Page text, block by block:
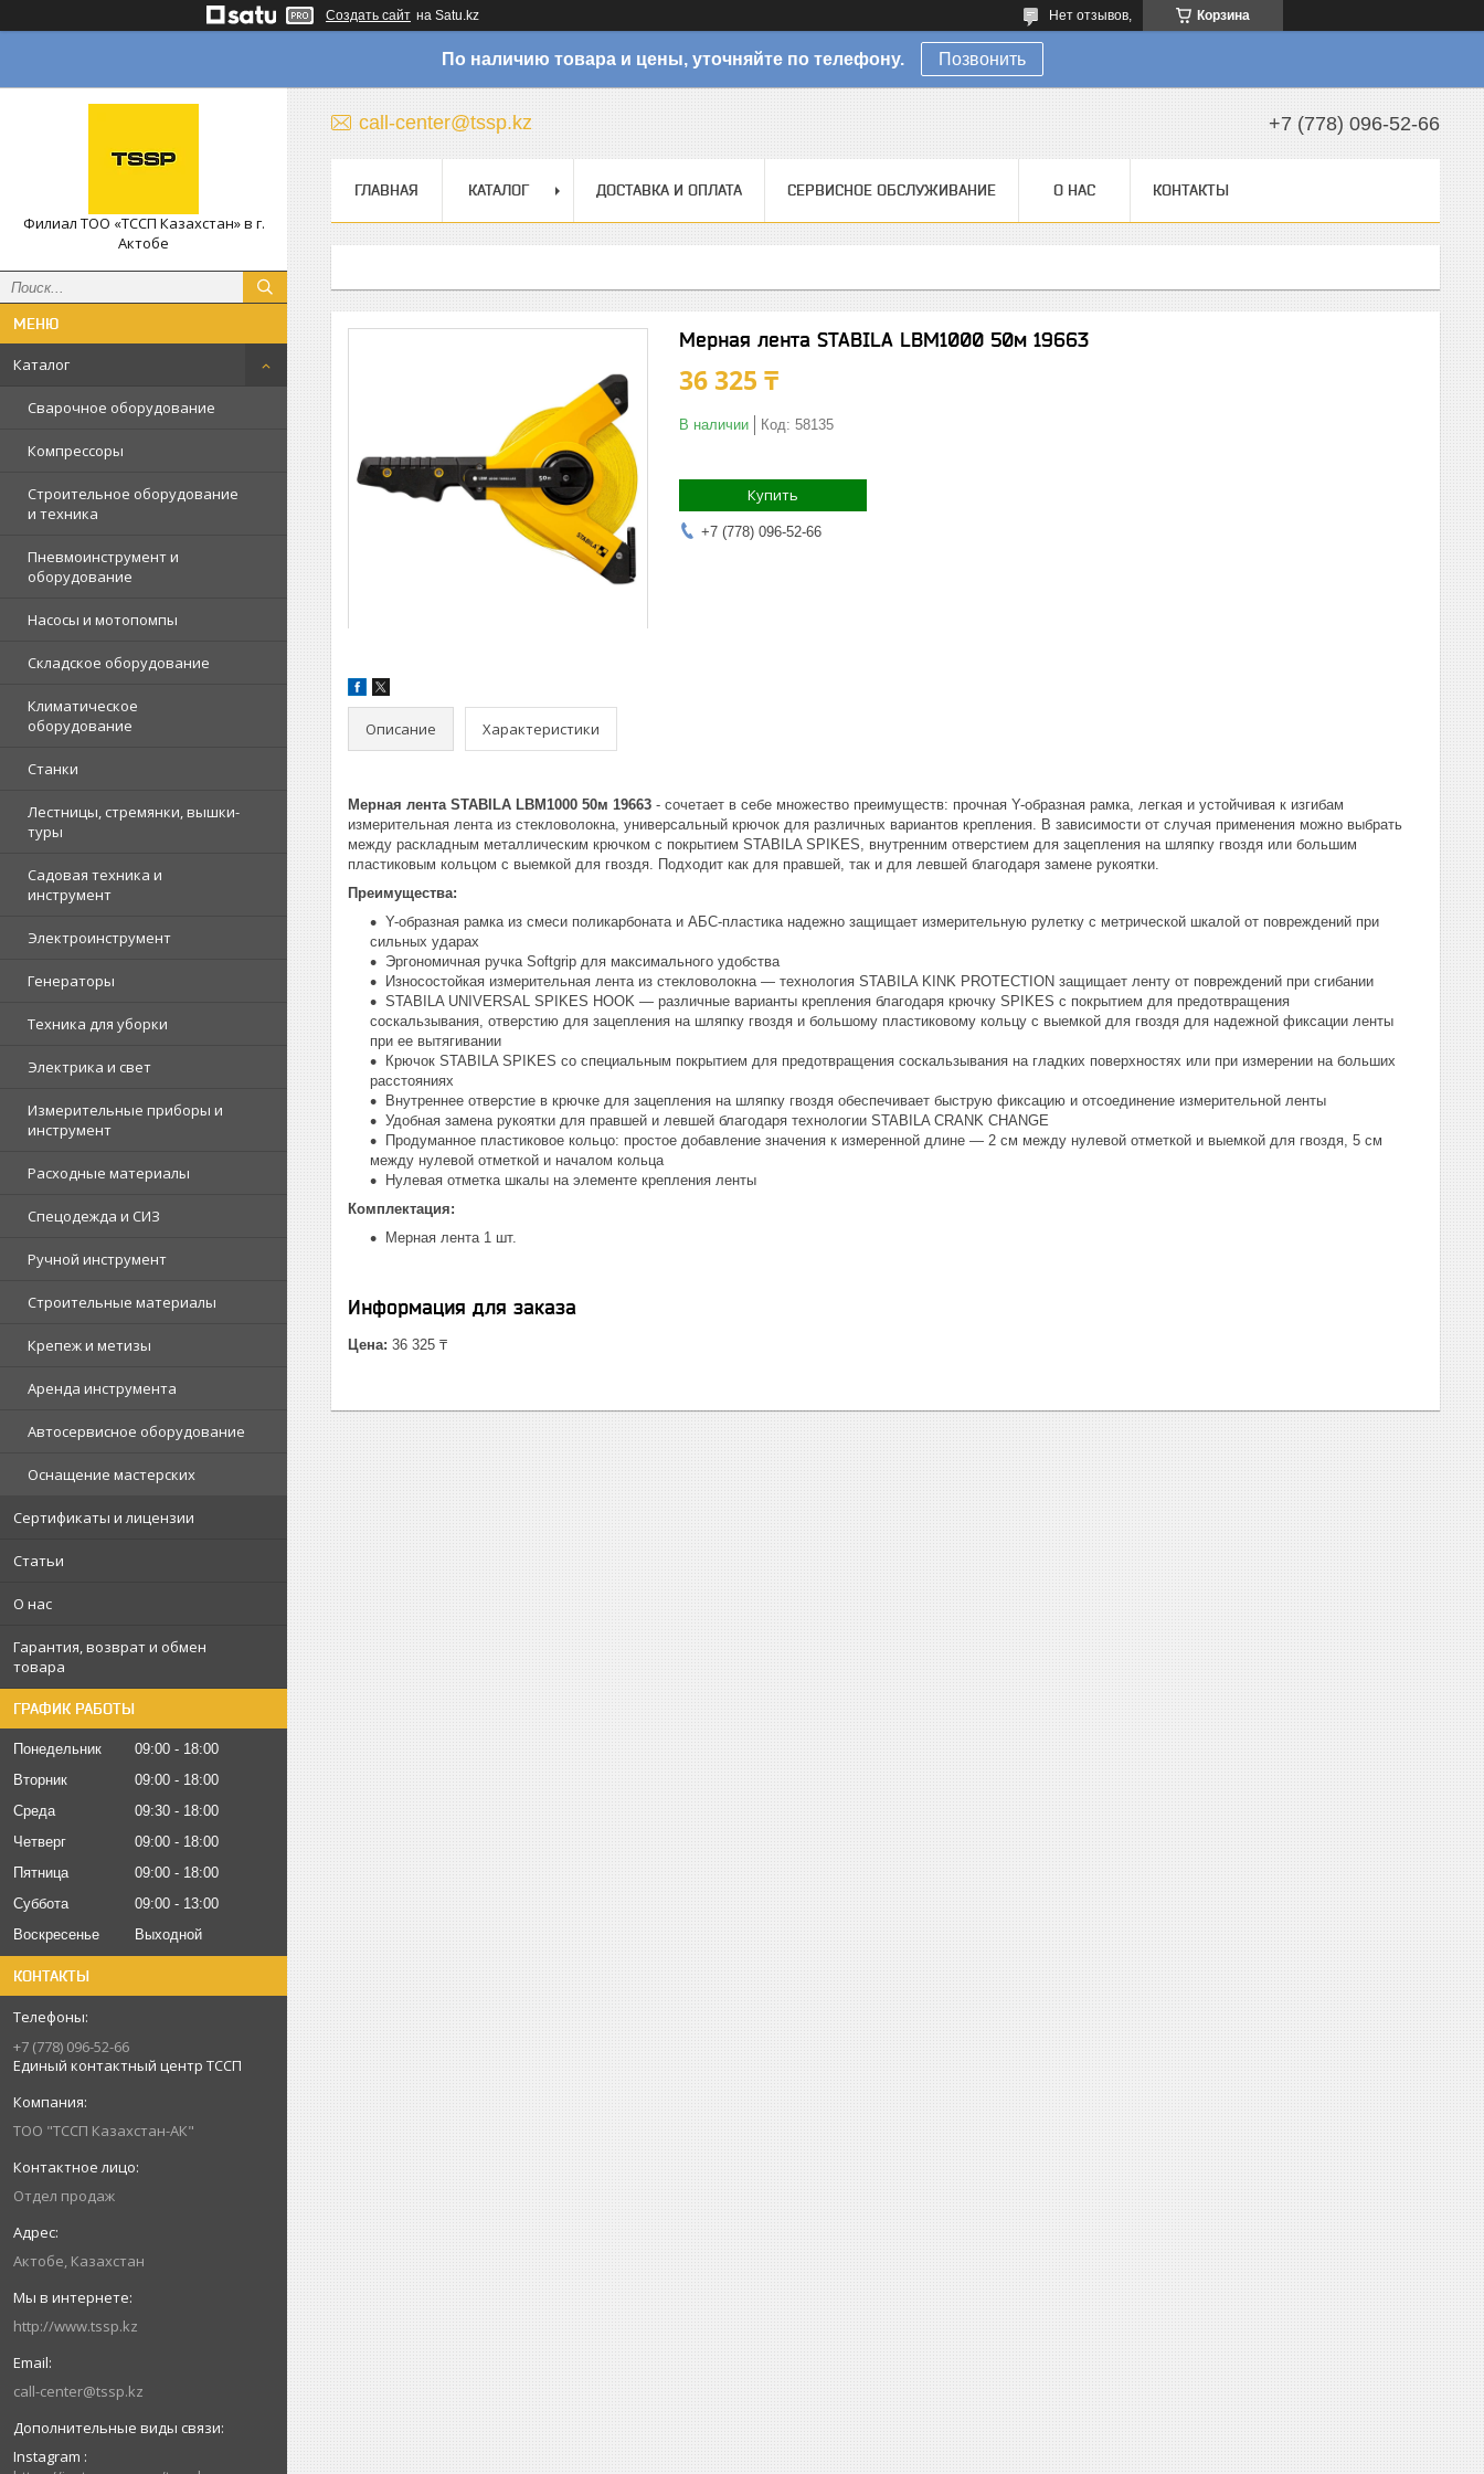
Создать сайт на Satu.kz Корзина
Нет отзывов,
По наличию товара и цены, уточняйте по телефону. Позвонить
Филиал ТОО «ТССП Казахстан» в г.
Актобе
Каталог
Сварочное оборудование
Компрессоры
Строительное оборудование
и техника
Пневмоинструмент и
оборудование
Насосы и мотопомпы
Складское оборудование
Климатическое
оборудование
Станки
Лестницы, стремянки, вышки-
туры
Садовая техника и
инструмент
Электроинструмент
Генераторы
Техника для уборки
Электрика и свет
Измерительные приборы и
инструмент
Расходные материалы
Спецодежда и СИЗ
Ручной инструмент
Строительные материалы
Крепеж и метизы
Аренда инструмента
Автосервисное оборудование
Оснащение мастерских
Сертификаты и лицензии
Статьи
О нас
Гарантия, возврат и обмен
товара
ГРАФИК РАБОТЫ
Понедельник 09:00
18:00
Вторник
09:00
18:00
Среда
09:30
18:00
Четверг
09:00
18:00
Пятница
09:00
18:00
Суббота
09:00
13:00
Воскресенье
Выходной
КОНТАКТЫ
+7 (778) 096-52-66
Единый контактный центр ТССП
ТОО "ТССП Казахстан-АК"
Отдел продаж
Актобе, Казахстан
http://www.tssp.kz
call-center@tssp.kz
Instagram
call-center@tssp.kz +7 (778) 096-52-66
ГЛАВНАЯ КАТАЛОГ ДОСТАВКА И ОПЛАТА СЕРВИСНОЕ ОБСЛУЖИВАНИЕ О НАС КОНТАКТЫ
Мерная лента STABILA LBM1000 50м 19663
36 325 ₸
В наличии Код: 58135
Купить
+7 (778) 096-52-66
Описание Характеристики
Мерная лента STABILA LBM1000 50м 19663 - сочетает в себе множество преимуществ: прочная Y-образная рамка, легкая и устойчивая к изгибам
измерительная лента из стекловолокна, универсальный крючок для различных вариантов крепления. В зависимости от случая применения можно выбрать
между раскладным металлическим крючком с покрытием STABILA SPIKES, внутренним отверстием для зацепления на шляпку гвоздя или большим
пластиковым кольцом с выемкой для гвоздя. Подходит как для правшей, так и для левшей благодаря замене рукоятки.
Преимущества:
Y-образная рамка из смеси поликарбоната и АБС-пластика надежно защищает измерительную рулетку с метрической шкалой от повреждений при
сильных ударах
Эргономичная ручка Softgrip для максимального удобства
Износостойкая измерительная лента из стекловолокна — технология STABILA KINK PROTECTION защищает ленту от повреждений при сгибании
STABILA UNIVERSAL SPIKES HOOK — различные варианты крепления благодаря крючку SPIKES с покрытием для предотвращения
соскальзывания, отверстию для зацепления на шляпку гвоздя и большому пластиковому кольцу с выемкой для гвоздя для надежной фиксации ленты
при ее вытягивании
Крючок STABILA SPIKES со специальным покрытием для предотвращения соскальзывания на гладких поверхностях или при измерении на больших
расстояниях
Внутреннее отверстие в крючке для зацепления на шляпку гвоздя обеспечивает быструю фиксацию и отсоединение измерительной ленты
Удобная замена рукоятки для правшей и левшей благодаря технологии STABILA CRANK CHANGE
Продуманное пластиковое кольцо: простое добавление значения к измеренной длине — 2 см между нулевой отметкой и выемкой для гвоздя, 5 см
между нулевой отметкой и началом кольца
Нулевая отметка шкалы на элементе крепления ленты
Комплектация:
Мерная лента 1 шт.
Информация для заказа
Цена: 36 325 ₸